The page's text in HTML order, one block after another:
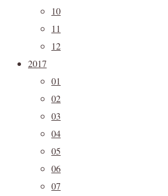
10
11
12
2017
01
02
03
04
05
06
07